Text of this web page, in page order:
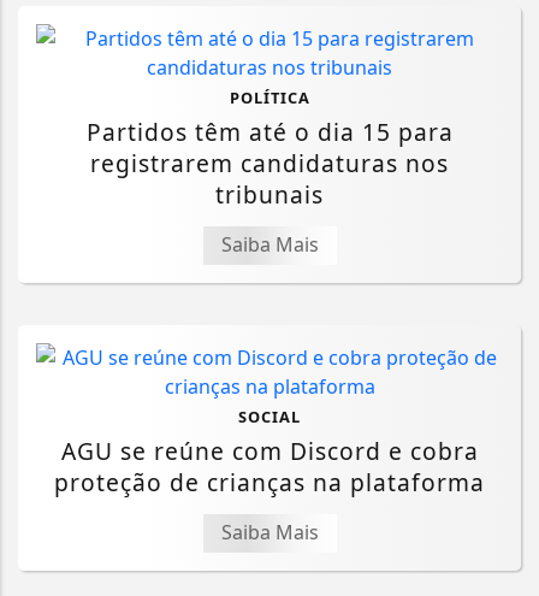
POLÍTICA
Partidos têm até o dia 15 para
registrarem candidaturas nos
tribunais
Saiba Mais
SOCIAL
AGU se reúne com Discord e cobra
proteção de crianças na plataforma
Saiba Mais